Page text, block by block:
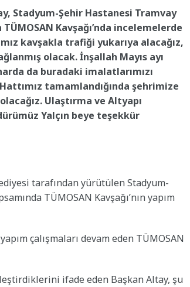
Stadyum-Şehir Hastanesi Tramvay
Kavşağı’nda incelemelerde
kavşakla trafiği yukarıya alacağız,
olacak. İnşallah Mayıs ayı
da buradaki imalatlarımızı
tamamlandığında şehrimize
Ulaştırma ve Altyapı
Yalçın beye teşekkür
tarafından yürütülen Stadyum-
TÜMOSAN Kavşağı’nın yapım
çalışmaları devam eden TÜMOSAN
ifade eden Başkan Altay, şu